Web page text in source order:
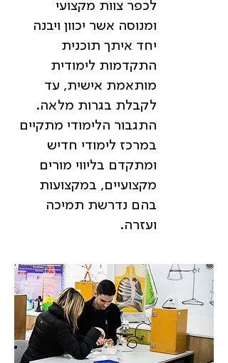
לכפר צוות מקצועי
ומנוסה אשר יכוון ויבנה
יחד איתך תוכנית
התקדמות לימודית
מותאמת אישית, עד
לקבלת בגרות מלאה.
התגבור הלימודי מתקיים
במרכז לימודי חדיש
ומתקדם בליווי מורים
מקצועיים, במקצועות
בהם נדרשת תמיכה
ועזרה.